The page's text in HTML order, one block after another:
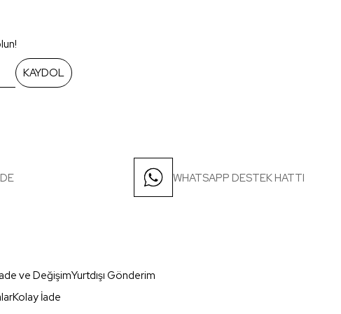
KAYDOL
WHATSAPP DESTEK HATTI
ve DeğişimYurtdışı Gönderim
Kolay İade